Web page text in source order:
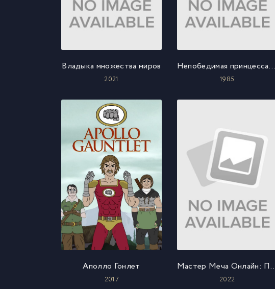
Владыка множества миров
2021
Непобедимая принцесса Ши-Ра
1985
Аполло Гонлет
2017
Мастер Меча Онлайн:
2022